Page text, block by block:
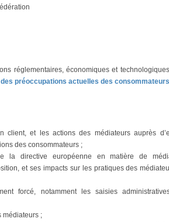
réglementaires, économiques et
préoccupations actuelles des
client, et les actions des médiateurs auprès
des consommateurs ;
la directive européenne en matière de
et ses impacts sur les pratiques des
forcé, notamment les saisies
médiateurs ;